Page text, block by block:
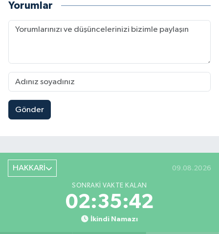
Yorumlar
Gönder
HAKKARİ 09.08.2026
SONRAKI VAKTE KALAN
02:35:41
İkindi Namazı